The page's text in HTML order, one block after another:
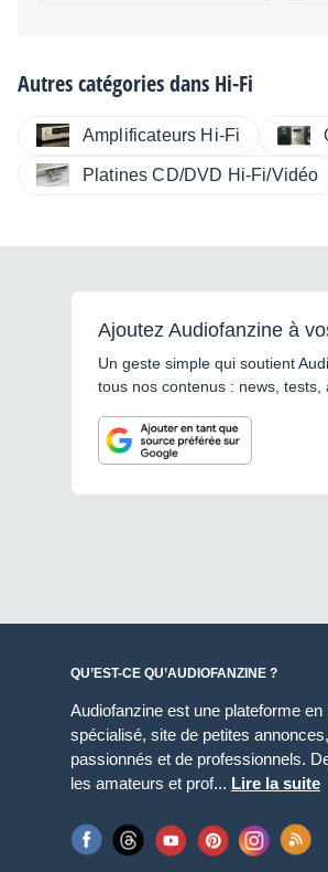
Autres catégories dans Hi-Fi
Amplificateurs Hi-Fi
Platines CD/DVD Hi-Fi/Vidéo
Ajoutez Audiofanzine à
Un geste simple qui soutient
tous nos contenus : news, tests,
QU’EST-CE QU’AUDIOFANZINE ?
Audiofanzine est une plateforme
spécialisé, site de petites
passionnés et de professionnels.
les amateurs et prof... Lire la suite